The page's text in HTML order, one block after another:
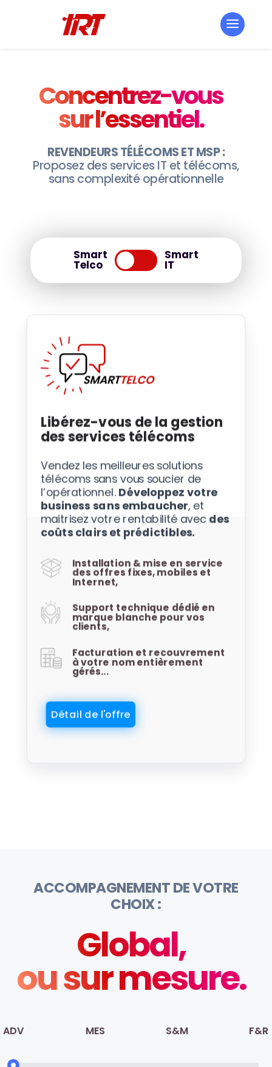
Concentrez-vous
sur l’essentiel.
REVENDEURS TÉLÉCOMS ET MSP :
Proposez des services IT et télécoms,
sans complexité opérationnelle
Smart
Telco
Smart
IT
Libérez-vous de la gestion
des services télécoms
Vendez les meilleures solutions
télécoms sans vous soucier de
l’opérationnel.Développez votre
business sans embaucher, et
maitrisez votre rentabilité avec des
coûts clairs et prédictibles.
Installation & mise en service
des offres fixes, mobiles et
Internet,
Support technique dédié en
marque blanche pour vos
clients,
Facturation et recouvrement
à votre nom entièrement
gérés...
Détail de l'offre
ACCOMPAGNEMENT DE VOTRE
CHOIX :
Global,
ou sur mesure.
ADV MES S&M F&R